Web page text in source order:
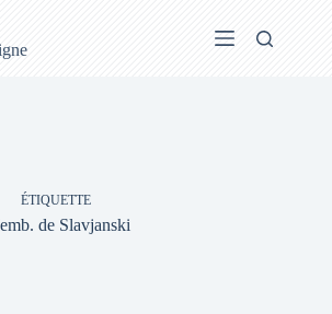
ÉTIQUETTE
de Slavjanski